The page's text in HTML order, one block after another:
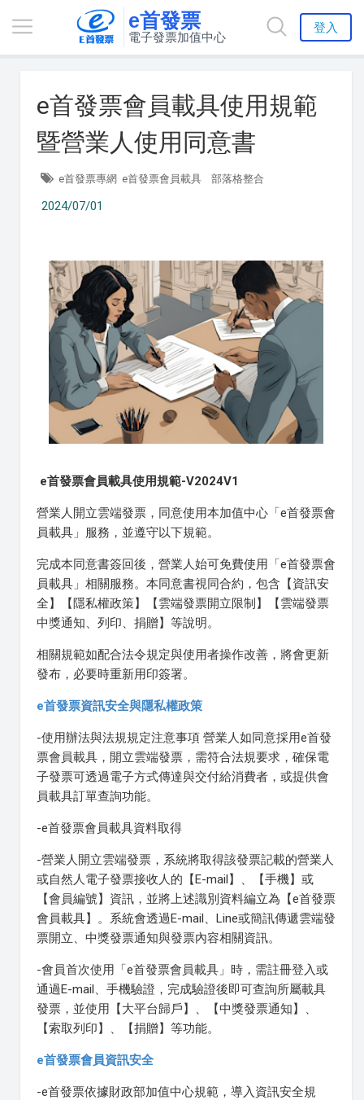
e首發票
電子發票加值中心
登入
e首發票會員載具使用規範
暨營業人使用同意書
e首發票專網 e首發票會員載具 部落格整合
2024/07/01
e首發票會員載具使用規範-V2024V1
營業人開立雲端發票，同意使用本加值中心「e首發票會
員載具」服務，並遵守以下規範。
完成本同意書簽回後，營業人始可免費使用「e首發票會
員載具」相關服務。本同意書視同合約，包含【資訊安
全】【隱私權政策】【雲端發票開立限制】【雲端發票
中獎通知、列印、捐贈】等說明。
相關規範如配合法令規定與使用者操作改善，將會更新
發布，必要時重新用印簽署。
e首發票資訊安全與隱私權政策
-使用辦法與法規規定注意事項 營業人如同意採用e首發
票會員載具，開立雲端發票，需符合法規要求，確保電
子發票可透過電子方式傳達與交付給消費者，或提供會
員載具訂單查詢功能。
-e首發票會員載具資料取得
-營業人開立雲端發票，系統將取得該發票記載的營業人
或自然人電子發票接收人的【E-mail】、【手機】或
【會員編號】資訊，並將上述識別資料編立為【e首發票
會員載具】。系統會透過E-mail、Line或簡訊傳遞雲端發
票開立、中獎發票通知與發票內容相關資訊。
-會員首次使用「e首發票會員載具」時，需註冊登入或
通過E-mail、手機驗證，完成驗證後即可查詢所屬載具
發票，並使用【大平台歸戶】、【中獎發票通知】、
【索取列印】、【捐贈】等功能。
e首發票會員資訊安全
-e首發票依據財政部加值中心規範，導入資訊安全規